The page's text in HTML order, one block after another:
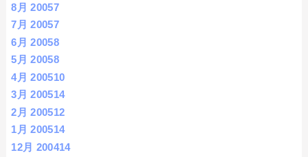
8月 20057
7月 20057
6月 20058
5月 20058
4月 200510
3月 200514
2月 200512
1月 200514
12月 200414